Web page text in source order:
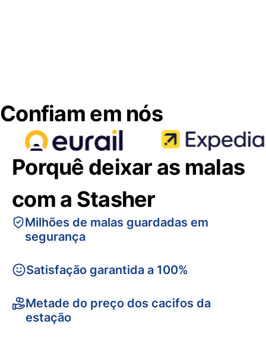
Confiam em nós
Porquê deixar as malas
com a Stasher
Milhões de malas guardadas em
segurança
Satisfação garantida a 100%
Metade do preço dos cacifos da
estação